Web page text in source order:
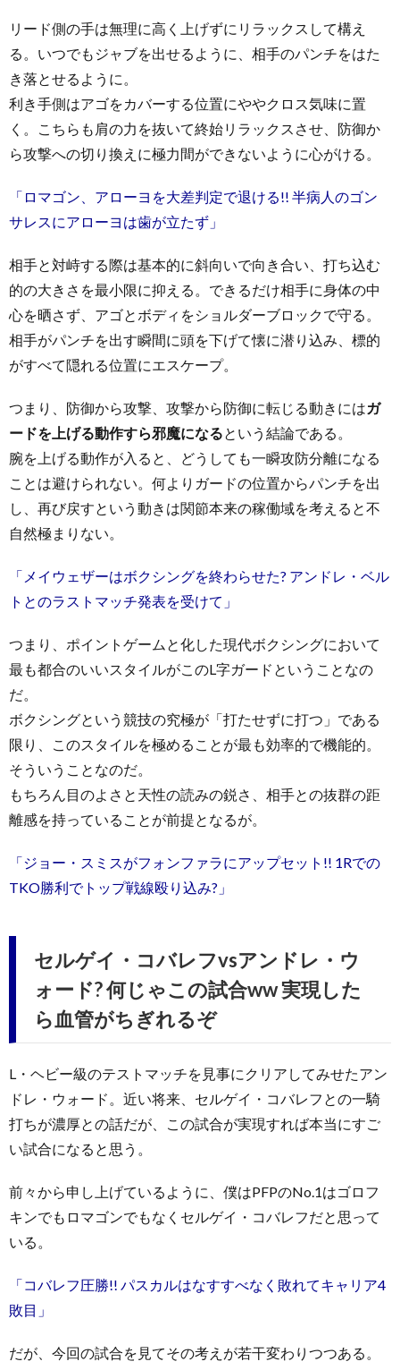
リード側の手は無理に高く上げずにリラックスして構え
る。いつでもジャブを出せるように、相手のパンチをはた
き落とせるように。
利き手側はアゴをカバーする位置にややクロス気味に置
く。こちらも肩の力を抜いて終始リラックスさせ、防御か
ら攻撃への切り換えに極力間ができないように心がける。
「ロマゴン、アローヨを大差判定で退ける!! 半病人のゴン
サレスにアローヨは歯が立たず」
相手と対峙する際は基本的に斜向いで向き合い、打ち込む
的の大きさを最小限に抑える。できるだけ相手に身体の中
心を晒さず、アゴとボディをショルダーブロックで守る。
相手がパンチを出す瞬間に頭を下げて懐に潜り込み、標的
がすべて隠れる位置にエスケープ。
つまり、防御から攻撃、攻撃から防御に転じる動きにはガ
ードを上げる動作すら邪魔になるという結論である。
腕を上げる動作が入ると、どうしても一瞬攻防分離になる
ことは避けられない。何よりガードの位置からパンチを出
し、再び戻すという動きは関節本来の稼働域を考えると不
自然極まりない。
「メイウェザーはボクシングを終わらせた? アンドレ・ベル
トとのラストマッチ発表を受けて」
つまり、ポイントゲームと化した現代ボクシングにおいて
最も都合のいいスタイルがこのL字ガードということなの
だ。
ボクシングという競技の究極が「打たせずに打つ」である
限り、このスタイルを極めることが最も効率的で機能的。
そういうことなのだ。
もちろん目のよさと天性の読みの鋭さ、相手との抜群の距
離感を持っていることが前提となるが。
「ジョー・スミスがフォンファラにアップセット!! 1Rでの
TKO勝利でトップ戦線殴り込み?」
セルゲイ・コバレフvsアンドレ・ウ
ォード? 何じゃこの試合ww 実現した
ら血管がちぎれるぞ
L・ヘビー級のテストマッチを見事にクリアしてみせたアン
ドレ・ウォード。近い将来、セルゲイ・コバレフとの一騎
打ちが濃厚との話だが、この試合が実現すれば本当にすご
い試合になると思う。
前々から申し上げているように、僕はPFPのNo.1はゴロフ
キンでもロマゴンでもなくセルゲイ・コバレフだと思って
いる。
「コバレフ圧勝!! パスカルはなすすべなく敗れてキャリア4
敗目」
だが、今回の試合を見てその考えが若干変わりつつある。